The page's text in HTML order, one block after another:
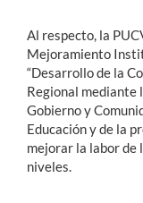
Al respecto, la
Mejoramiento
“Desarrollo de la
Regional mediante
Gobierno y
Educación y de la
mejorar la labor de
niveles.